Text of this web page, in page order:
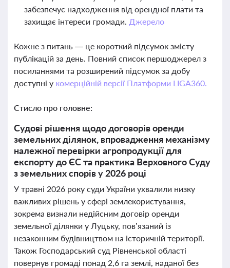
забезпечує надходження від орендної плати та
захищає інтереси громади. Джерело
Кожне з питань — це короткий підсумок змісту
публікацій за день. Повний список першоджерел з
посиланнями та розширений підсумок за добу
доступні у комерційній версії Платформи LIGA360.
Стисло про головне:
Судові рішення щодо договорів оренди
земельних ділянок, впровадження механізму
належної перевірки агропродукції для
експорту до ЄС та практика Верховного Суду
з земельних спорів у 2026 році
У травні 2026 року суди України ухвалили низку
важливих рішень у сфері землекористування,
зокрема визнали недійсним договір оренди
земельної ділянки у Луцьку, пов’язаний із
незаконним будівництвом на історичній території.
Також Господарський суд Рівненської області
повернув громаді понад 2,6 га землі, наданої без